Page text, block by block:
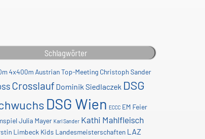
Schlagwörter
4x400m Austrian Top-Meeting Christoph Sander
Crosslauf Dominik Siedlaczek DSG
DSG Wien ECCC EM Feier
Julia Mayer Karl Sander Kathi Mahlfleisch
Limbeck Kids Landesmeisterschaften LAZ